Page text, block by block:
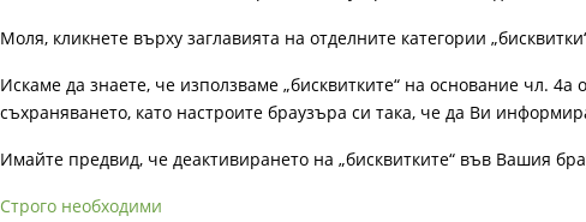
Моля, кликнете върху заглавията на отделните категории
Искаме да знаете, че използваме „бисквитките“ на основание чл. 4а
съхраняването, като настроите браузъра си така, че да Ви
Имайте предвид, че деактивирането на „бисквитките“ във Вашия
Строго необходими